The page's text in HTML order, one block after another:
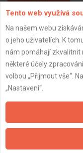
Aktualizováno
Zásady
Tento web využívá
Na našem webu
o jeho uživatelích. K
nám pomáhají zkvalitnit
některé účely
volbou „Přijmout vše“.
„Nastavení“.